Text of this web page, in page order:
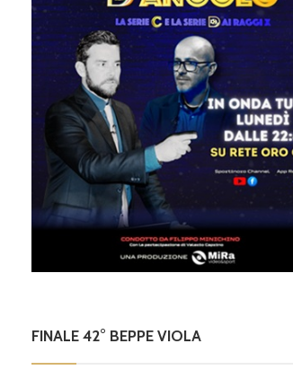
FINALE 42° BEPPE VIOLA